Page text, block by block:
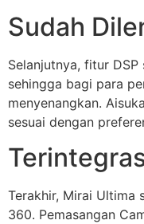
Sudah
Selanjutnya, fitur
sehingga bagi para
menyenangkan.
sesuai dengan
Terakhir, Mirai Ultima
360. Pemasangan